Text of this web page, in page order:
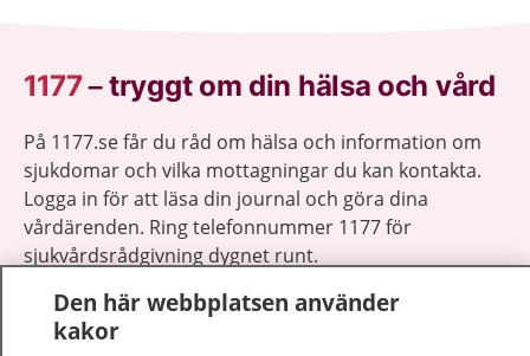
1177–tryggt om din hälsa och vård
På 1177.se får du råd om hälsa och information om
sjukdomar och vilka mottagningar du kan kontakta.
Logga in för att läsa din journal och göra dina
vårdärenden. Ring telefonnummer 1177 för
sjukvårdsrådgivning dygnet runt.
Den här webbplatsen använder
kakor